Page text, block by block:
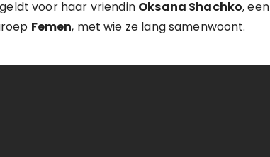
voor haar vriendin Oksana Shachko, een
Femen, met wie ze lang samenwoont.